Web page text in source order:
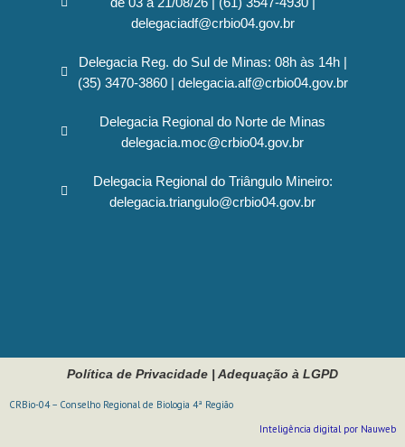
delegaciadf@crbio04.gov.br
Delegacia Reg. do Sul de Minas: 08h às 14h |
(35) 3470-3860 | delegacia.alf@crbio04.gov.br
Delegacia Regional do Norte de Minas
delegacia.moc@crbio04.gov.br
Delegacia Regional do Triângulo Mineiro:
delegacia.triangulo@crbio04.gov.br
Política de Privacidade Adequação à LGPD
CRBio-04 – Conselho Regional de Biologia 4ª Região
Inteligência digital por Nauweb